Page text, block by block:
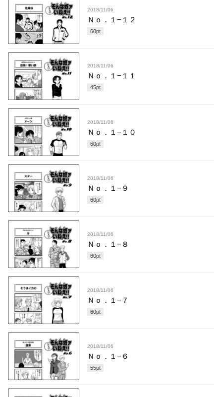
2018/11/06
Ｎｏ．１−１２
60pt
2018/11/06
Ｎｏ．１−１１
45pt
2018/11/06
Ｎｏ．１−１０
60pt
2018/11/06
Ｎｏ．１−９
60pt
2018/11/06
Ｎｏ．１−８
60pt
2018/11/06
Ｎｏ．１−７
60pt
2018/11/06
Ｎｏ．１−６
55pt